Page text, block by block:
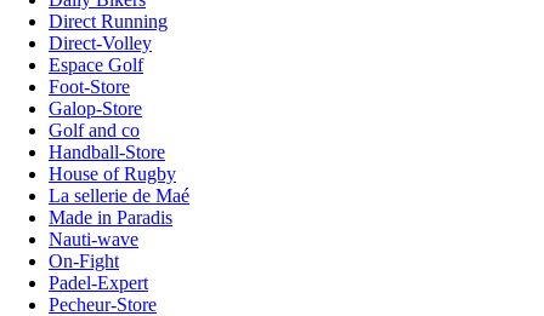
Direct Running
Direct-Volley
Espace Golf
Foot-Store
Galop-Store
Golf and co
Handball-Store
House of Rugby
La sellerie de Maé
Made in Paradis
Nauti-wave
On-Fight
Padel-Expert
Pecheur-Store